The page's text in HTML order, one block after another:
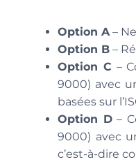
Option A–
Option B –
Option C –
9000) avec
basées sur
Option D–
9000) avec
c’est-à-dire